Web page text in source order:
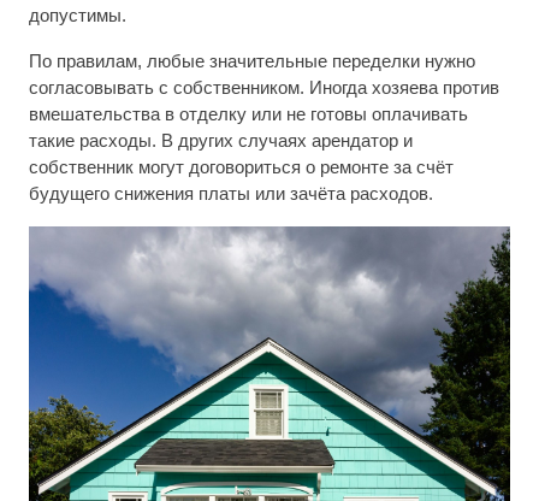
допустимы.
По правилам, любые значительные переделки нужно
согласовывать с собственником. Иногда хозяева против
вмешательства в отделку или не готовы оплачивать
такие расходы. В других случаях арендатор и
собственник могут договориться о ремонте за счёт
будущего снижения платы или зачёта расходов.